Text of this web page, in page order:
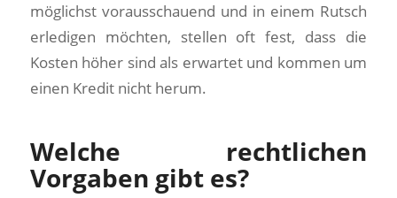
möglichst vorausschauend und in einem Rutsch
erledigen möchten, stellen oft fest, dass die
Kosten höher sind als erwartet und kommen um
einen Kredit nicht herum.
Welche rechtlichen
Vorgaben gibt es?